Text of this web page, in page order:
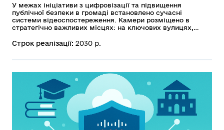
У межах ініціативи з цифровізації та підвищення
публічної безпеки в громаді встановлено сучасні
системи відеоспостереження. Камери розміщено в
стратегічно важливих місцях: на ключових вулицях,
навчальних закладів. Цей проєкт є важливим
часу та ефективної підтримки роботи правоохоронних
Строк реалізації: 2030 р.